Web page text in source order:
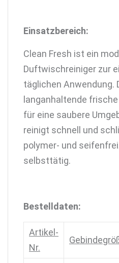
Einsatzbereich:
Clean Fresh ist ein
Duftwischreiniger zur
täglichen Anwendung.
langanhaltende
für eine saubere
reinigt schnell und
polymer- und
selbsttätig.
Bestelldaten:
Artikel-
Nr.